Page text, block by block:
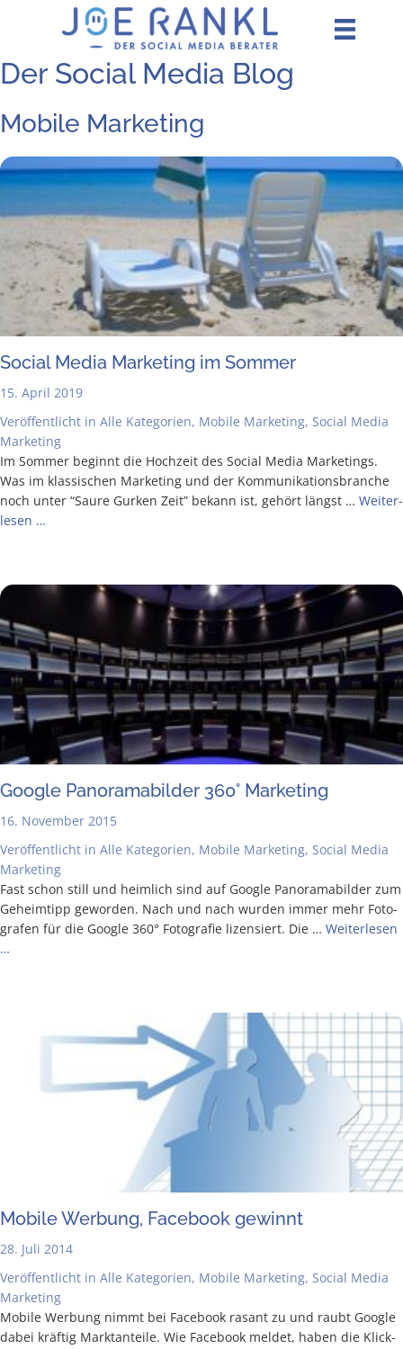
Der Social Media Blog
Mobile Marketing
Social Media Mar­ke­ting im Sommer
15. April 2019
Veröffentlicht in Alle Kategorien, Mobile Marketing, Social Media
Marketing
Im Som­mer beginnt die Hoch­zeit des Social Media Mar­ke­tings.
Was im klas­si­schen Mar­ke­ting und der Kom­mu­ni­ka­ti­ons­bran­che
noch unter “Sau­re Gur­ken Zeit” bekann ist, gehört längst … Wei­ter­
le­sen …
Goog­le Pan­ora­ma­bil­der 360° Marketing
16. November 2015
Veröffentlicht in Alle Kategorien, Mobile Marketing, Social Media
Marketing
Fast schon still und heim­lich sind auf Goog­le Pan­ora­ma­bil­der zum
Geheim­tipp gewor­den. Nach und nach wur­den immer mehr Foto­
gra­fen für die Goog­le 360° Foto­gra­fie lizen­siert. Die … Wei­ter­le­sen
…
Mobi­le Wer­bung, Face­book gewinnt
28. Juli 2014
Veröffentlicht in Alle Kategorien, Mobile Marketing, Social Media
Marketing
Mobi­le Wer­bung nimmt bei Face­book rasant zu und raubt Goog­le
dabei kräf­tig Markt­an­tei­le. Wie Face­book mel­det, haben die Klick­